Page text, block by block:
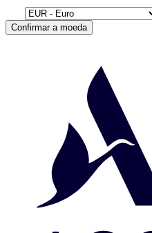
Confirmar a moeda